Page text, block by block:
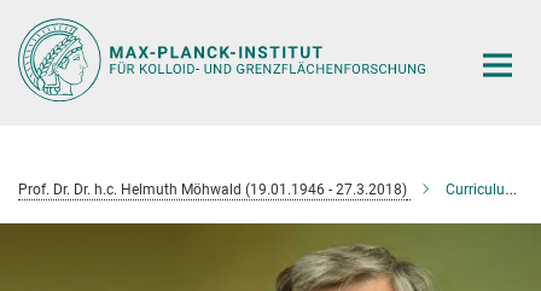
Hauptinhalt
Prof. Dr. Dr. h.c. Helmuth Möhwald (19.01.1946 - 27.3.2018) Curriculum Vitae